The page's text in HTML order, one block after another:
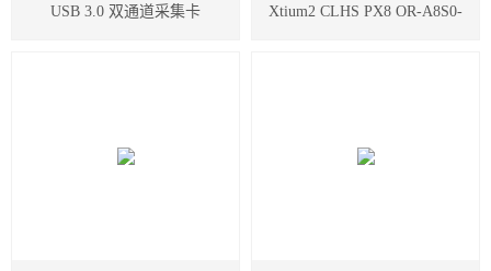
USB 3.0 双通道采集卡 Xtium2 CLHS PX8 OR-A8S0-